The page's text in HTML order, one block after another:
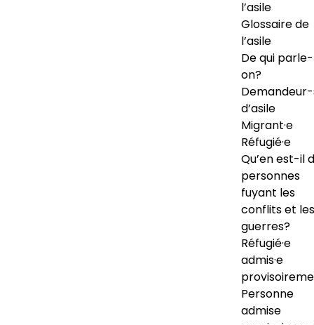
l’asile
Glossaire de
l’asile
De qui
on?
d’asile
Migrant·e
Réfugié·e
Qu’en est-il
personnes
fuyant les
conflits et les
guerres?
Réfugié·e
admis·e
Personne
admise